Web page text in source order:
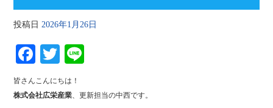
投稿日 2026年1月26日
Fa
ce
bo
T
wi
tte
皆さんこんにちは！
株式会社広栄産業、更新担当の中西です。